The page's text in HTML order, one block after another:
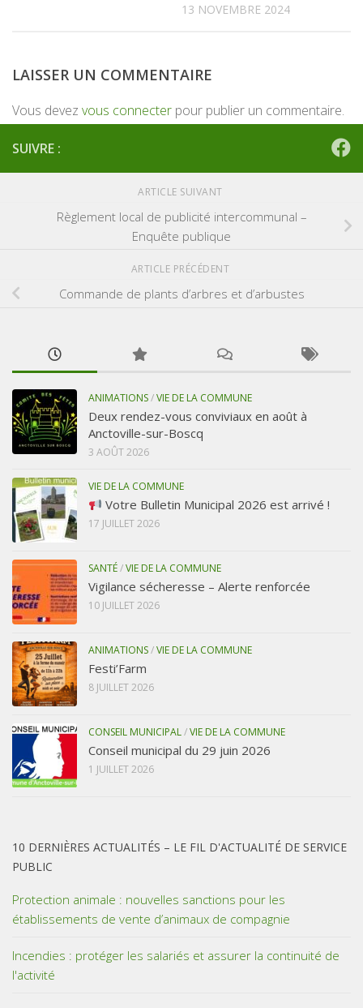
13 NOVEMBRE 2024
LAISSER UN COMMENTAIRE
Vous devez vous connecter pour publier un commentaire.
SUIVRE :
ARTICLE SUIVANT
Règlement local de publicité intercommunal –
Enquête publique
ARTICLE PRÉCÉDENT
Commande de plants d’arbres et d’arbustes
ANIMATIONS/VIE DE LA COMMUNE
Deux rendez-vous conviviaux en août à
Anctoville-sur-Boscq
3 AOÛT 2026
VIE DE LA COMMUNE
Votre Bulletin Municipal 2026 est arrivé !
17 JUILLET 2026
SANTÉ/VIE DE LA COMMUNE
Vigilance sécheresse – Alerte renforcée
10 JUILLET 2026
ANIMATIONS/VIE DE LA COMMUNE
Festi’Farm
8 JUILLET 2026
CONSEIL MUNICIPAL/VIE DE LA COMMUNE
Conseil municipal du 29 juin 2026
1 JUILLET 2026
10 DERNIÈRES ACTUALITÉS – LE FIL D'ACTUALITÉ DE SERVICE
PUBLIC
Protection animale : nouvelles sanctions pour les
établissements de vente d’animaux de compagnie
Incendies : protéger les salariés et assurer la continuité de
l'activité